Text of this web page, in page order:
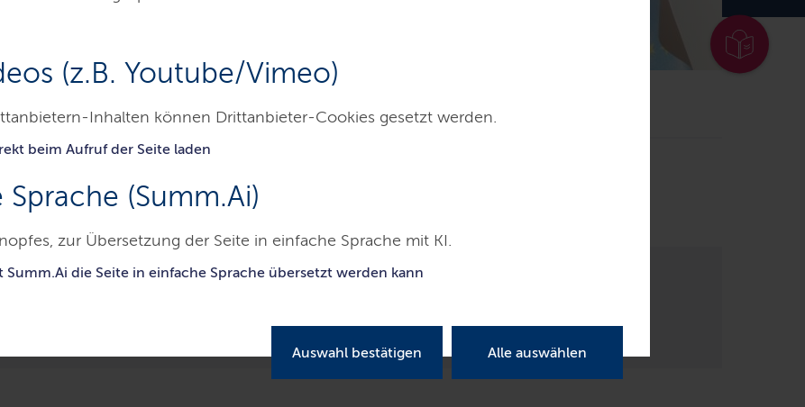
(z.B. Youtube/Vimeo)
Inhalten können Drittanbieter-Cookies gesetzt werden.
beim Aufruf der Seite laden
Sprache (Summ.Ai)
zur Übersetzung der Seite in einfache Sprache mit KI.
Summ.Ai die Seite in einfache Sprache übersetzt werden kann
Auswahl bestätigen Alle auswählen
für Schleswig-Holstein Beispielhafte Projekte